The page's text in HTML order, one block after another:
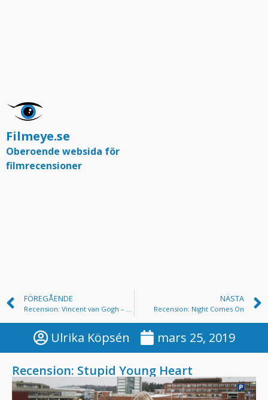
Filmeye.se
Oberoende websida för
filmrecensioner
FÖREGÅENDE NÄSTA
Recension: Night Comes On
Ulrika Köpsén mars 25, 2019
Recension: Stupid Young Heart